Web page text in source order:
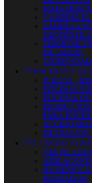
CAMPING-
LÁMINA
DE JARDÍN
 PISCINAS Y
JUEGOS -
PISCINAS
PISCINAS
PARA
FILTRACION
 
AIRE
IONIZADOR